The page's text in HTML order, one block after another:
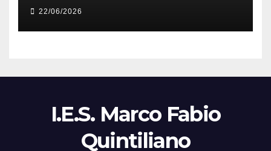
22/06/2026
I.E.S. Marco Fabio
Quintiliano